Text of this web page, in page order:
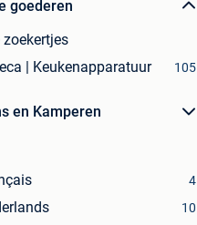
goederen
zoekertjes
| Keukenapparatuur
105
en Kamperen
4
10